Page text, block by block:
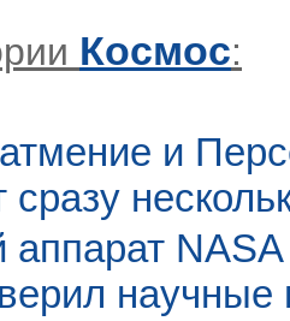
Космос:
и
сразу
аппарат
научные